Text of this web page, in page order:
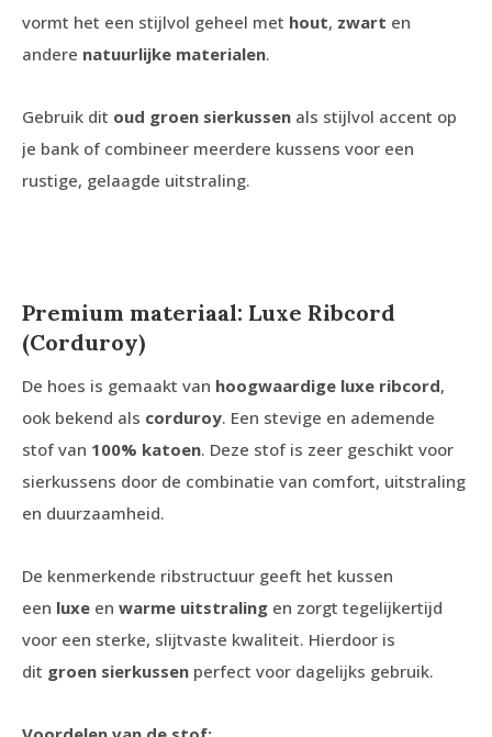
vormt het een stijlvol geheel met hout, zwart en
andere natuurlijke materialen.
Gebruik dit oud groen sierkussen als stijlvol accent op
je bank of combineer meerdere kussens voor een
rustige, gelaagde uitstraling.
Premium materiaal: Luxe Ribcord
(Corduroy)
De hoes is gemaakt van hoogwaardige luxe ribcord,
ook bekend als corduroy. Een stevige en ademende
stof van 100% katoen. Deze stof is zeer geschikt voor
sierkussens door de combinatie van comfort, uitstraling
en duurzaamheid.
De kenmerkende ribstructuur geeft het kussen
een luxe en warme uitstraling en zorgt tegelijkertijd
voor een sterke, slijtvaste kwaliteit. Hierdoor is
dit groen sierkussen perfect voor dagelijks gebruik.